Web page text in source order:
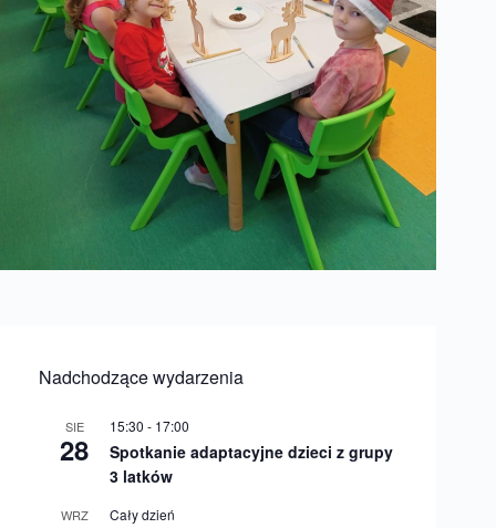
Nadchodzące wydarzenia
SIE
28
15:30 - 17:00
Spotkanie adaptacyjne dzieci z grupy
3 latków
WRZ Cały dzień